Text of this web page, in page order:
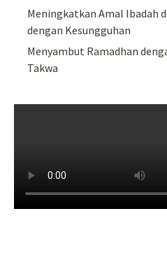
Meningkatkan Amal Ibadah
dengan Kesungguhan
Menyambut Ramadhan
Takwa